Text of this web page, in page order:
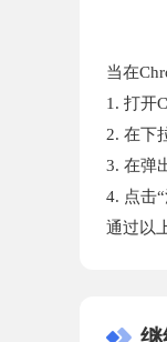
当在
1. 打开
2. 在下
3. 在弹
4. 点击
通过以